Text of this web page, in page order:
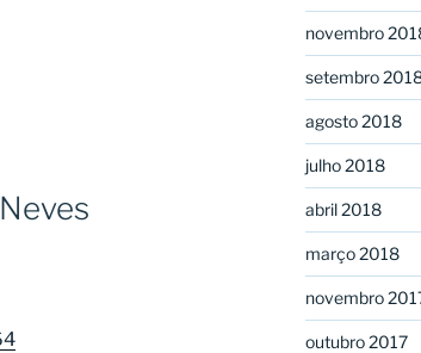
novembro
setembro
agosto 2018
julho 2018
abril 2018
março 2018
novembro
outubro 2017